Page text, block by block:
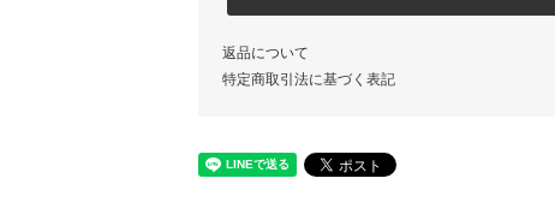
返品について
特定商取引法に基づく表記